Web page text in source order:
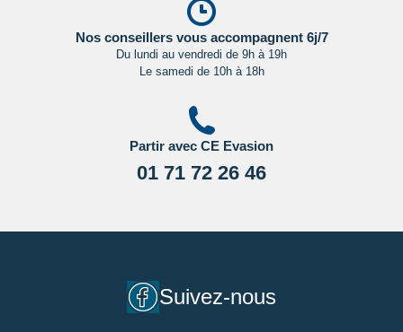
Nos conseillers vous accompagnent 6j/7
Du lundi au vendredi de 9h à 19h
Le samedi de 10h à 18h
Partir avec CE Evasion
01 71 72 26 46
Suivez-nous